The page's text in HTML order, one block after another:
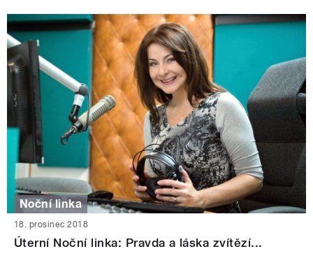
Noční linka
18. prosinec 2018
Úterní Noční linka: Pravda a láska zvítězí...